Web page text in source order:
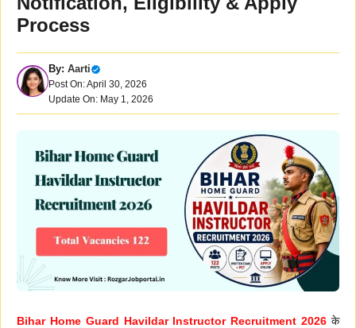
Process
By: Aarti
Post On: April 30, 2026
Update On: May 1, 2026
Bihar Home Guard Havildar Instructor Recruitment 2026 के